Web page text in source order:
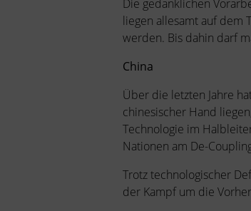
Die gedanklichen
liegen allesamt auf dem
werden. Bis dahin darf
China
Über die letzten Jahre
chinesischer Hand
Technologie im
Nationen am De-
Trotz technologischer
der Kampf um die